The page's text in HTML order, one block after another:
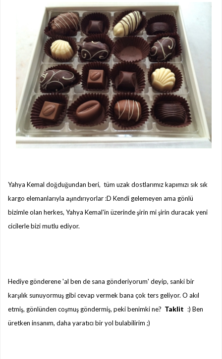
Puf Puf Muzlu Pankek
Nefis Patatesli Dilim Börek
Taze Otlu Kaygana
Ramazan'da Nasıl Beslenmelisiniz?
Limonlu Pamuk Kek
Hatay Yöresinden En Özel Lezzetlerin
Online Mağazası Hataykoy.com
Mor Havuçlu Ekşi Mayalı Ekmek
Yahya Kemal doğduğundan beri, tüm uzak dostlarımız kapımızı sık sık
kargo elemanlarıyla aşındırıyorlar :D Kendi gelemeyen ama gönlü
bizimle olan herkes, Yahya Kemal'in üzerinde şirin mi şirin duracak yeni
cicilerle bizi mutlu ediyor.
Hediye gönderene 'al ben de sana gönderiyorum' deyip, sanki bir
karşılık sunuyormuş gibi cevap vermek bana çok ters geliyor. O akıl
etmiş, gönlünden coşmuş göndermiş, peki benimki ne? Taklit :) Ben
üretken insanım, daha yaratıcı bir yol bulabilirim ;)